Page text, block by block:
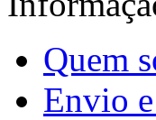
Quem
Envio